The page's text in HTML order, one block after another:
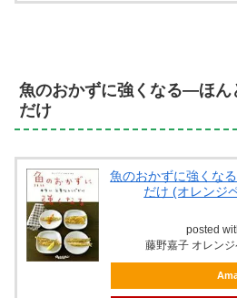
魚のおかずに強くなる―ほん
だけ
魚のおかずに強くな
だけ (オレンジ
posted
藤野嘉子 オレン